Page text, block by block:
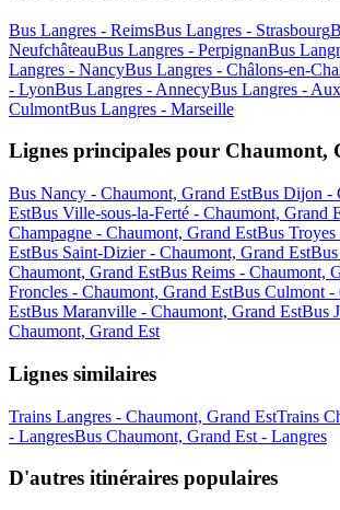
Bus Langres - ReimsBus Langres - Strasbourg
NeufchâteauBus Langres - PerpignanBus
Langres - NancyBus Langres - Châlons-en-
- LyonBus Langres - AnnecyBus Langres -
CulmontBus Langres - Marseille
Lignes principales pour Chaumont,
Bus Nancy - Chaumont, Grand EstBus Dijon -
EstBus Ville-sous-la-Ferté - Chaumont, Grand
Champagne - Chaumont, Grand EstBus
EstBus Saint-Dizier - Chaumont, Grand Est
Chaumont, Grand EstBus Reims - Chaumont,
Froncles - Chaumont, Grand EstBus Culmont -
EstBus Maranville - Chaumont, Grand EstBus
Chaumont, Grand Est
Lignes similaires
Trains Langres - Chaumont, Grand EstTrains
- LangresBus Chaumont, Grand Est - Langres
D'autres itinéraires populaires